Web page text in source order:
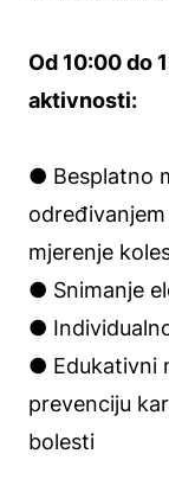
Od 10:00 do
aktivnosti:
● Besplatno
mjerenje
● Snimanje
●
● Edukativni
prevenciju
bolesti